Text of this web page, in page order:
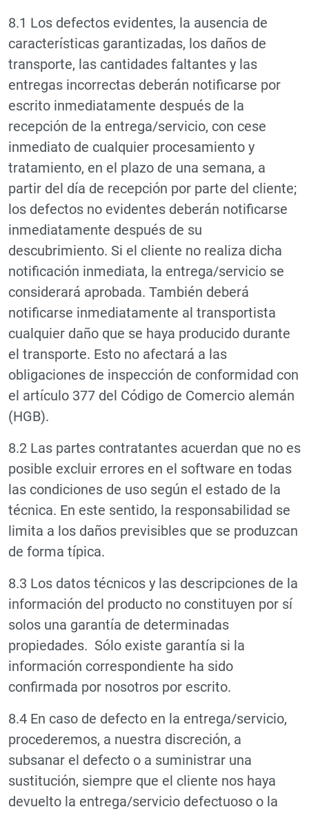
8.1 Los defectos evidentes, la ausencia de
características garantizadas, los daños de
transporte, las cantidades faltantes y las
entregas incorrectas deberán notificarse por
escrito inmediatamente después de la
recepción de la entrega/servicio, con cese
inmediato de cualquier procesamiento y
tratamiento, en el plazo de una semana, a
partir del día de recepción por parte del cliente;
los defectos no evidentes deberán notificarse
inmediatamente después de su
descubrimiento. Si el cliente no realiza dicha
notificación inmediata, la entrega/servicio se
considerará aprobada. También deberá
notificarse inmediatamente al transportista
cualquier daño que se haya producido durante
el transporte. Esto no afectará a las
obligaciones de inspección de conformidad con
el artículo 377 del Código de Comercio alemán
(HGB).
8.2 Las partes contratantes acuerdan que no es
posible excluir errores en el software en todas
las condiciones de uso según el estado de la
técnica. En este sentido, la responsabilidad se
limita a los daños previsibles que se produzcan
de forma típica.
8.3 Los datos técnicos y las descripciones de la
información del producto no constituyen por sí
solos una garantía de determinadas
propiedades. Sólo existe garantía si la
información correspondiente ha sido
confirmada por nosotros por escrito.
8.4 En caso de defecto en la entrega/servicio,
procederemos, a nuestra discreción, a
subsanar el defecto o a suministrar una
sustitución, siempre que el cliente nos haya
devuelto la entrega/servicio defectuoso o la